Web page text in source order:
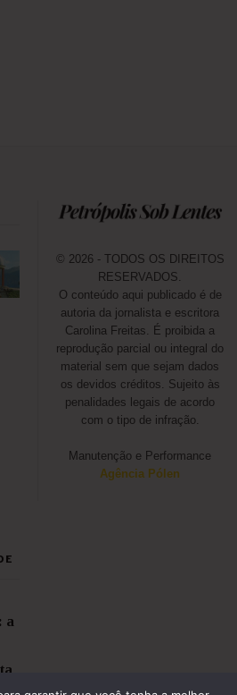
© 2026 - TODOS OS DIREITOS
RESERVADOS.
O conteúdo aqui publicado é de
autoria da jornalista e escritora
Carolina Freitas. É proibida a
reprodução parcial ou integral do
material sem que sejam dados
os devidos créditos. Sujeito às
penalidades legais de acordo
com o tipo de infração.
Manutenção e Performance
Agência Pólen
a